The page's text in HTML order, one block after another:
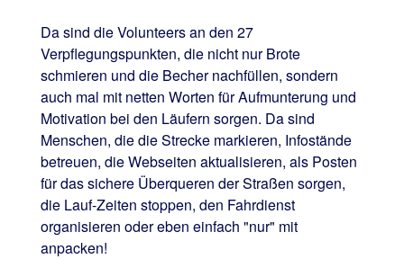
Da sind die Volunteers an den 27
Verpflegungspunkten, die nicht nur Brote
schmieren und die Becher nachfüllen, sondern
auch mal mit netten Worten für Aufmunterung und
Motivation bei den Läufern sorgen. Da sind
Menschen, die die Strecke markieren, Infostände
betreuen, die Webseiten aktualisieren, als Posten
für das sichere Überqueren der Straßen sorgen,
die Lauf-Zeiten stoppen, den Fahrdienst
organisieren oder eben einfach "nur" mit
anpacken!